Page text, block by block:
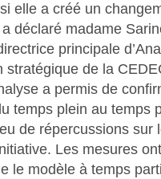
elle a créé un
déclaré madame
principale
stratégique de la
a permis de
temps plein au temps
de répercussions sur
Les mesures ont
le modèle à temps